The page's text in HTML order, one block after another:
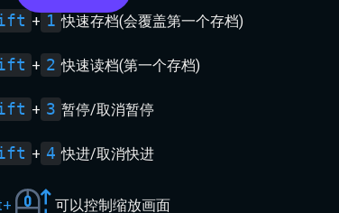
+ 1 快速存档(会覆盖第一个存档)
+ 2 快速读档(第一个存档)
+ 3 暂停/取消暂停
+ 4 快进/取消快进
可以控制缩放画面